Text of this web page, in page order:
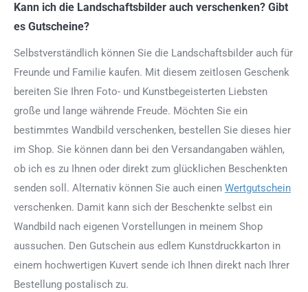
Kann ich die Landschaftsbilder auch verschenken? Gibt
es Gutscheine?
Selbstverständlich können Sie die Landschaftsbilder auch für
Freunde und Familie kaufen. Mit diesem zeitlosen Geschenk
bereiten Sie Ihren Foto- und Kunstbegeisterten Liebsten
große und lange währende Freude. Möchten Sie ein
bestimmtes Wandbild verschenken, bestellen Sie dieses hier
im Shop. Sie können dann bei den Versandangaben wählen,
ob ich es zu Ihnen oder direkt zum glücklichen Beschenkten
senden soll. Alternativ können Sie auch einen Wertgutschein
verschenken. Damit kann sich der Beschenkte selbst ein
Wandbild nach eigenen Vorstellungen in meinem Shop
aussuchen. Den Gutschein aus edlem Kunstdruckkarton in
einem hochwertigen Kuvert sende ich Ihnen direkt nach Ihrer
Bestellung postalisch zu.